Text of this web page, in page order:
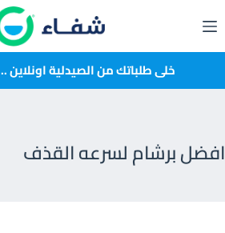
إلى
المحتوى خلى طلباتك من الصيدلية اونلاين ..
افضل برشام لسرعه القذف